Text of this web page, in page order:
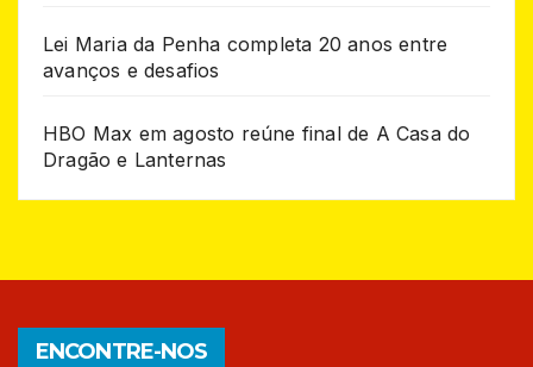
Lei Maria da Penha completa 20 anos entre
avanços e desafios
HBO Max em agosto reúne final de A Casa do
Dragão e Lanternas
ENCONTRE-NOS